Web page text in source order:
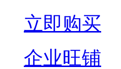
立即购买
企业旺铺